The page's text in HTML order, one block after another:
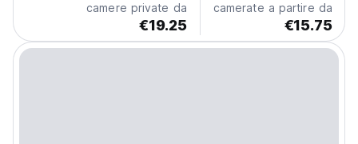
camere private da
€19.25
camerate a partire da
€15.75